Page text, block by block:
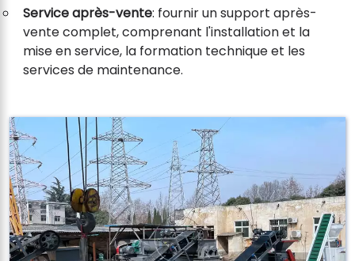
Service après-vente: fournir un support après-
vente complet, comprenant l'installation et la
mise en service, la formation technique et les
services de maintenance.